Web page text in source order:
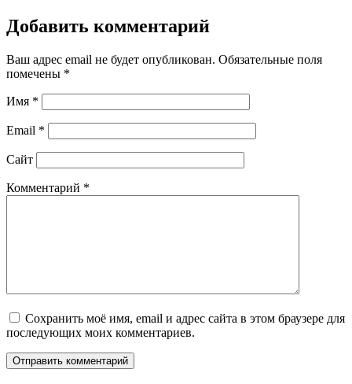
Добавить комментарий
Ваш адрес email не будет опубликован. Обязательные поля
помечены *
Имя *
Email *
Сайт
Комментарий *
Сохранить моё имя, email и адрес сайта в этом браузере для
последующих моих комментариев.